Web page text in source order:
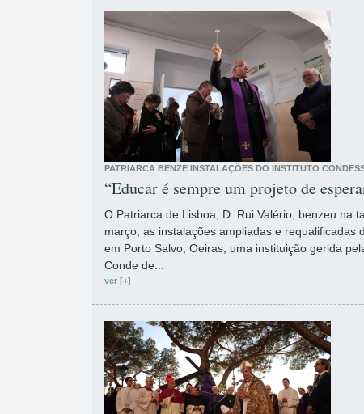
PATRIARCA BENZE INSTALAÇÕES DO INSTITUTO
“Educar é sempre um projeto de
O Patriarca de Lisboa, D. Rui Valério, benzeu na
março, as instalações ampliadas e requalificadas
em Porto Salvo, Oeiras, uma instituição gerida
Conde de...
ver [+]